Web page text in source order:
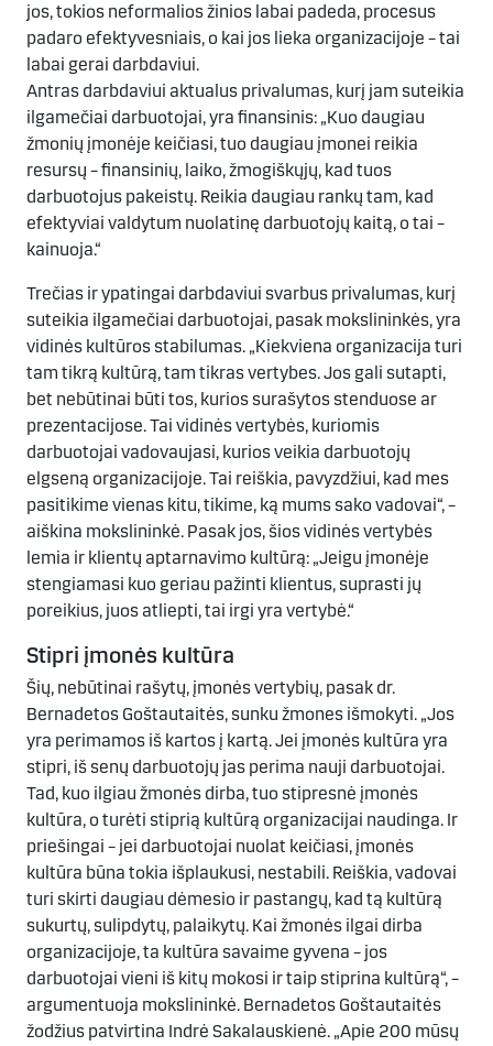
jos, tokios neformalios žinios labai padeda, procesus
padaro efektyvesniais, o kai jos lieka organizacijoje – tai
labai gerai darbdaviui.
Antras darbdaviui aktualus privalumas, kurį jam suteikia
ilgamečiai darbuotojai, yra finansinis: „Kuo daugiau
žmonių įmonėje keičiasi, tuo daugiau įmonei reikia
resursų – finansinių, laiko, žmogiškųjų, kad tuos
darbuotojus pakeistų. Reikia daugiau rankų tam, kad
efektyviai valdytum nuolatinę darbuotojų kaitą, o tai –
kainuoja.“
Trečias ir ypatingai darbdaviui svarbus privalumas, kurį
suteikia ilgamečiai darbuotojai, pasak mokslininkės, yra
vidinės kultūros stabilumas. „Kiekviena organizacija turi
tam tikrą kultūrą, tam tikras vertybes. Jos gali sutapti,
bet nebūtinai būti tos, kurios surašytos stenduose ar
prezentacijose. Tai vidinės vertybės, kuriomis
darbuotojai vadovaujasi, kurios veikia darbuotojų
elgseną organizacijoje. Tai reiškia, pavyzdžiui, kad mes
pasitikime vienas kitu, tikime, ką mums sako vadovai“, –
aiškina mokslininkė. Pasak jos, šios vidinės vertybės
lemia ir klientų aptarnavimo kultūrą: „Jeigu įmonėje
stengiamasi kuo geriau pažinti klientus, suprasti jų
poreikius, juos atliepti, tai irgi yra vertybė.“
Stipri įmonės kultūra
Šių, nebūtinai rašytų, įmonės vertybių, pasak dr.
Bernadetos Goštautaitės, sunku žmones išmokyti. „Jos
yra perimamos iš kartos į kartą. Jei įmonės kultūra yra
stipri, iš senų darbuotojų jas perima nauji darbuotojai.
Tad, kuo ilgiau žmonės dirba, tuo stipresnė įmonės
kultūra, o turėti stiprią kultūrą organizacijai naudinga. Ir
priešingai – jei darbuotojai nuolat keičiasi, įmonės
kultūra būna tokia išplaukusi, nestabili. Reiškia, vadovai
turi skirti daugiau dėmesio ir pastangų, kad tą kultūrą
sukurtų, sulipdytų, palaikytų. Kai žmonės ilgai dirba
organizacijoje, ta kultūra savaime gyvena – jos
darbuotojai vieni iš kitų mokosi ir taip stiprina kultūrą“, –
argumentuoja mokslininkė. Bernadetos Goštautaitės
žodžius patvirtina Indrė Sakalauskienė. „Apie 200 mūsų